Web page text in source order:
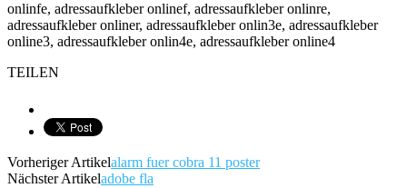
TEILEN
Vorheriger Artikelalarm fuer cobra 11 poster
Nächster Artikeladobe fla